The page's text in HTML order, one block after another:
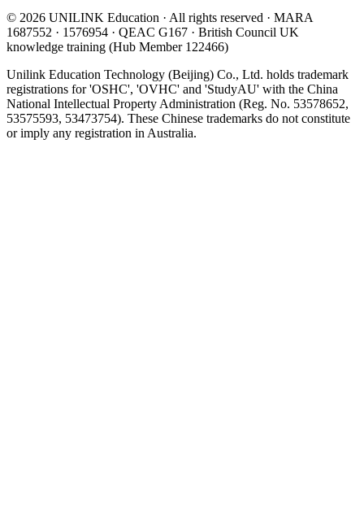
© 2026 UNILINK Education · All rights reserved · MARA
1687552 · 1576954 · QEAC G167 · British Council UK
knowledge training (Hub Member 122466)
Unilink Education Technology (Beijing) Co., Ltd. holds trademark
registrations for 'OSHC', 'OVHC' and 'StudyAU' with the China
National Intellectual Property Administration (Reg. No. 53578652,
53575593, 53473754). These Chinese trademarks do not constitute
or imply any registration in Australia.